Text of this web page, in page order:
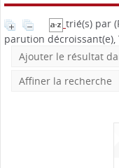
trié(s) par
parution décroissant(e),
Ajouter le résultat
Affiner la recherche